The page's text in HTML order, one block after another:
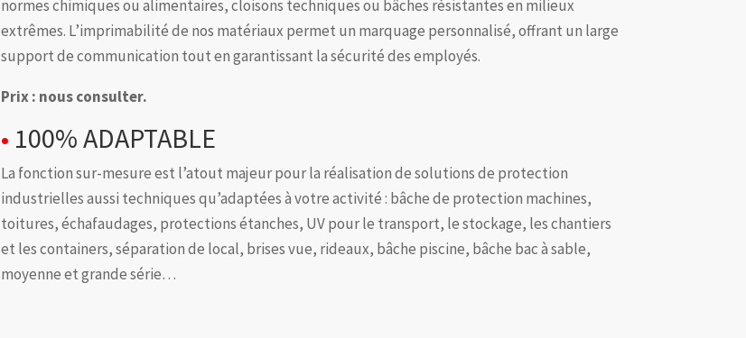
normes chimiques ou alimentaires, cloisons techniques ou bâches résistantes en milieux
extrêmes. L’imprimabilité de nos matériaux permet un marquage personnalisé, offrant un large
support de communication tout en garantissant la sécurité des employés.
Prix : nous consulter.
• 100% ADAPTABLE
La fonction sur-mesure est l’atout majeur pour la réalisation de solutions de protection
industrielles aussi techniques qu’adaptées à votre activité : bâche de protection machines,
toitures, échafaudages, protections étanches, UV pour le transport, le stockage, les chantiers
et les containers, séparation de local, brises vue, rideaux, bâche piscine, bâche bac à sable,
moyenne et grande série…